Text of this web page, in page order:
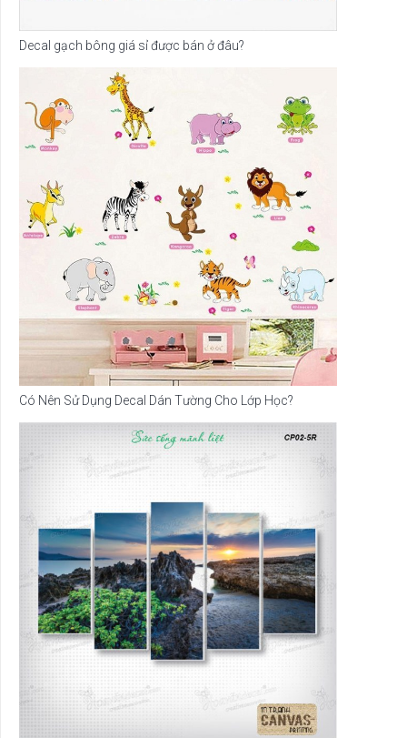
Decal gạch bông giá sỉ được bán ở đâu?
Có Nên Sử Dụng Decal Dán Tường Cho Lớp Học?